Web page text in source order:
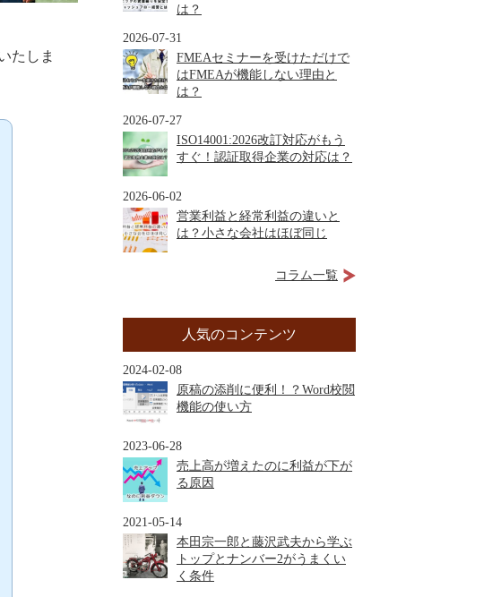
たしま
は？
2026-07-31
FMEAセミナーを受けただけで
はFMEAが機能しない理由と
は？
2026-07-27
ISO14001:2026改訂対応がもう
すぐ！認証取得企業の対応は？
2026-06-02
営業利益と経常利益の違いと
は？小さな会社はほぼ同じ
コラム一覧
人気のコンテンツ
2024-02-08
原稿の添削に便利！？Word校閲
機能の使い方
2023-06-28
売上高が増えたのに利益が下が
る原因
2021-05-14
本田宗一郎と藤沢武夫から学ぶ
トップとナンバー2がうまくい
く条件